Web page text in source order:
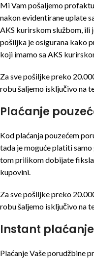
Mi Vam pošaljemo
nakon evidentirane uplate
AKS kurirskom službom, ili
pošiljka je osigurana kako
koji imamo sa AKS
Za sve pošiljke preko
robu šaljemo isključivo na
Plaćanje
Kod plaćanja pouzećem
tada je moguće platiti
tom prilikom dobijate
kupovini.
Za sve pošiljke preko
robu šaljemo isključivo na
Instant plaćanje
Plaćanje Vaše porudžbine